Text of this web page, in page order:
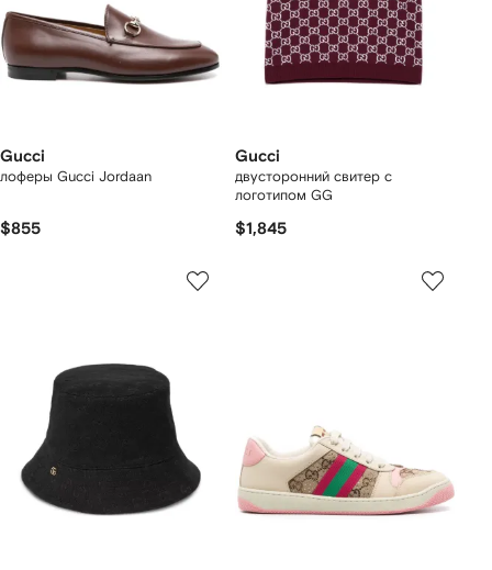
Gucci
лоферы Gucci Jordaan
$855
Gucci
двусторонний свитер с
логотипом GG
$1,845